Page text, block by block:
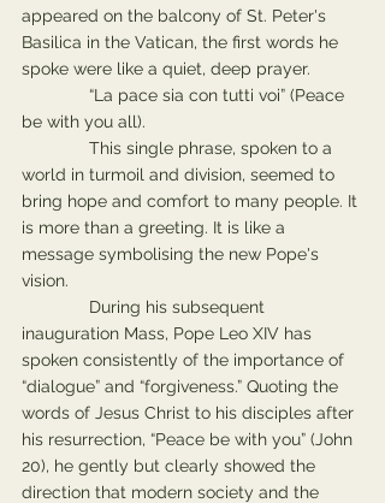
appeared on the balcony of St. Peter's
Basilica in the Vatican, the first words he
spoke were like a quiet, deep prayer.
“La pace sia con tutti voi” (Peace
be with you all).
This single phrase, spoken to a
world in turmoil and division, seemed to
bring hope and comfort to many people. It
is more than a greeting. It is like a
message symbolising the new Pope's
vision.
During his subsequent
inauguration Mass, Pope Leo XIV has
spoken consistently of the importance of
“dialogue” and “forgiveness.” Quoting the
words of Jesus Christ to his disciples after
his resurrection, “Peace be with you” (John
20), he gently but clearly showed the
direction that modern society and the